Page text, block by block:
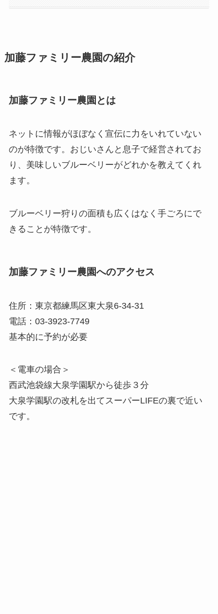
加藤ファミリー農園の紹介
加藤ファミリー農園とは
ネットに情報がほぼなく宣伝に力をいれていない
のが特徴です。おじいさんと息子で経営されてお
り、美味しいブルーベリーがどれかを教えてくれ
ます。
ブルーベリー狩りの面積も広くはなく手ごろにで
きることが特徴です。
加藤ファミリー農園へのアクセス
住所：東京都練馬区東大泉6-34-31
電話：03-3923-7749
基本的に予約が必要
＜電車の場合＞
西武池袋線大泉学園駅から徒歩３分
大泉学園駅の改札を出てスーパーLIFEの裏で近い
です。